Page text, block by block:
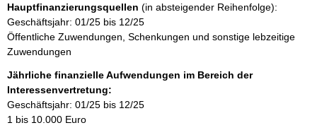
t
i
n
f
o
r
m
a
Hauptfinanzierungsquellen (in absteigender Reihenfolge):
Geschäftsjahr: 01/25 bis 12/25
Öffentliche Zuwendungen, Schenkungen und sonstige lebzeitige
Zuwendungen
Jährliche finanzielle Aufwendungen im Bereich der
Interessenvertretung:
Geschäftsjahr: 01/25 bis 12/25
1 bis 10.000 Euro